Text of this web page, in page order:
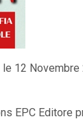
12 Novembre
EPC Editore